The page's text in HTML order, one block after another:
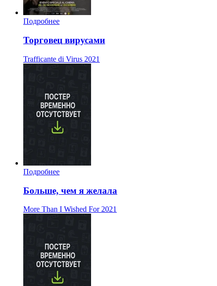
Подробнее
Торговец вирусами
Trafficante di Virus 2021
Подробнее
Больше, чем я желала
More Than I Wished For 2021